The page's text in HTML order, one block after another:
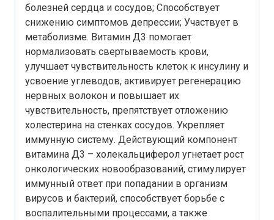
болезней сердца и сосудов; Способствует
снижению симптомов депрессии; Участвует в
метаболизме. Витамин Д3 помогает
нормализовать свертываемость крови,
улучшает чувствительность клеток к инсулину и
усвоение углеводов, активирует регенерацию
нервных волокон и повышает их
чувствительность, препятствует отложению
холестерина на стенках сосудов. Укрепляет
иммунную систему. Действующий компонент
витамина Д3 – холекальциферол угнетает рост
онкологических новообразований, стимулирует
иммунный ответ при попадании в организм
вирусов и бактерий, способствует борьбе с
воспалительными процессами, а также